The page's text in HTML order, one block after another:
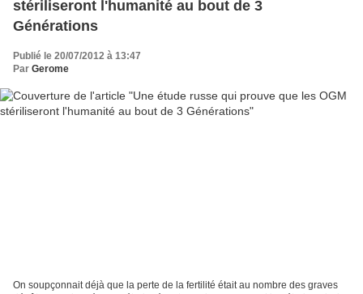
stériliseront l'humanité au bout de 3
Générations
Publié le 20/07/2012 à 13:47
Par Gerome
On soupçonnait déjà que la perte de la fertilité était au nombre des graves